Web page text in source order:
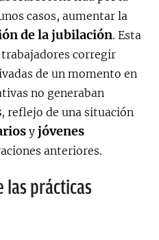
casos, aumentar la
de la jubilación. Esta
corregir
de un momento en
no generaban
, reflejo de una situación
y jóvenes
anteriores.
las prácticas